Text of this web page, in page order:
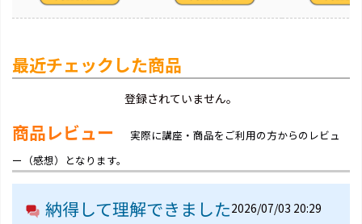
最近チェックした商品
登録されていません。
商品レビュー
実際に講座・商品をご利用の方からのレビュ
ー（感想）となります。
納得して理解できました2026/07/03 20:29